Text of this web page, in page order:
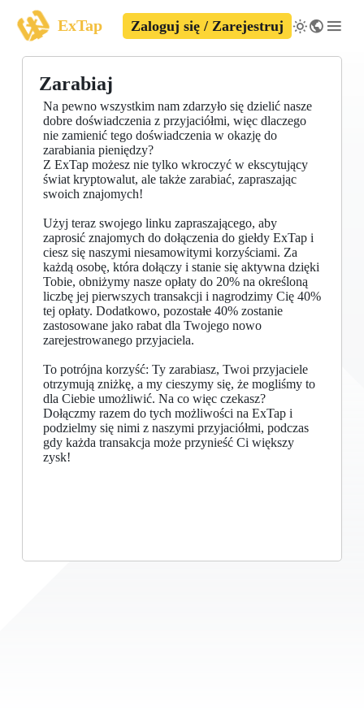
ExTap Zaloguj się / Zarejestruj
Zarabiaj
Na pewno wszystkim nam zdarzyło się dzielić nasze
dobre doświadczenia z przyjaciółmi, więc dlaczego
nie zamienić tego doświadczenia w okazję do
zarabiania pieniędzy?
Z ExTap możesz nie tylko wkroczyć w ekscytujący
świat kryptowalut, ale także zarabiać, zapraszając
swoich znajomych!
Użyj teraz swojego linku zapraszającego, aby
zaprosić znajomych do dołączenia do giełdy ExTap i
ciesz się naszymi niesamowitymi korzyściami. Za
każdą osobę, która dołączy i stanie się aktywna dzięki
Tobie, obniżymy nasze opłaty do 20% na określoną
liczbę jej pierwszych transakcji i nagrodzimy Cię 40%
tej opłaty. Dodatkowo, pozostałe 40% zostanie
zastosowane jako rabat dla Twojego nowo
zarejestrowanego przyjaciela.
To potrójna korzyść: Ty zarabiasz, Twoi przyjaciele
otrzymują zniżkę, a my cieszymy się, że mogliśmy to
dla Ciebie umożliwić. Na co więc czekasz?
Dołączmy razem do tych możliwości na ExTap i
podzielmy się nimi z naszymi przyjaciółmi, podczas
gdy każda transakcja może przynieść Ci większy
zysk!